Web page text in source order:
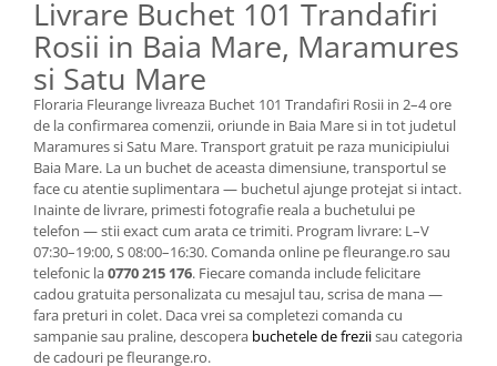
Livrare Buchet 101 Trandafiri
Rosii in Baia Mare, Maramures
si Satu Mare
Floraria Fleurange livreaza Buchet 101 Trandafiri Rosii in 2–4 ore
de la confirmarea comenzii, oriunde in Baia Mare si in tot judetul
Maramures si Satu Mare. Transport gratuit pe raza municipiului
Baia Mare. La un buchet de aceasta dimensiune, transportul se
face cu atentie suplimentara — buchetul ajunge protejat si intact.
Inainte de livrare, primesti fotografie reala a buchetului pe
telefon — stii exact cum arata ce trimiti. Program livrare: L–V
07:30–19:00, S 08:00–16:30. Comanda online pe fleurange.ro sau
telefonic la0770 215 176. Fiecare comanda include felicitare
cadou gratuita personalizata cu mesajul tau, scrisa de mana —
fara preturi in colet. Daca vrei sa completezi comanda cu
sampanie sau praline, descopera buchetele de freziisau categoria
de cadouri pe fleurange.ro.